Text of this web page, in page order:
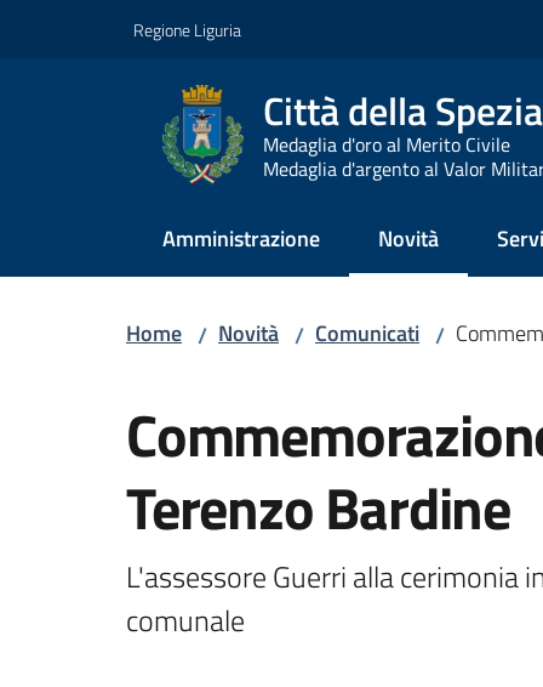
Regione Liguria
Città della Spezia
Medaglia d'oro al Merito Civile
Medaglia d'argento al Valor
Amministrazione Novità
Menu selezionato
Home / Novità / Comunicati /
Terenzo Bardine
L'assessore Guerri alla cerimonia
comunale